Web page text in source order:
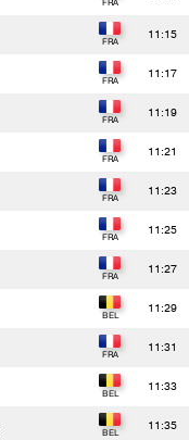
11:15
11:17
11:19
11:21
11:23
11:25
11:27
11:29
11:31
11:33
11:35